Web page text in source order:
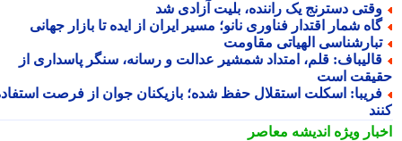
دسترنج یک راننده، بلیت آزادی شد
شمار اقتدار فناوری نانو؛ مسیر ایران از ایده تا بازار جهانی
الهیاتی مقاومت
قلم، امتداد شمشیر عدالت و رسانه، سنگر پاسداری از
است
اسکلت استقلال حفظ شده؛ بازیکنان جوان از فرصت استفاده
ویژهاندیشه معاصر